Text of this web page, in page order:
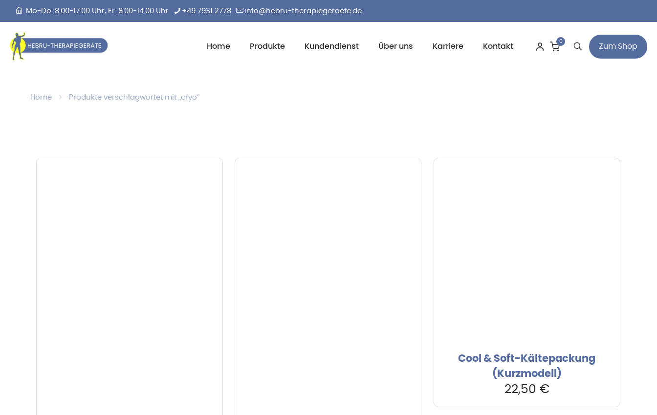
Mo-Do: 8:00-17:00 Uhr, Fr: 8:00-14:00 Uhr +49 7931 2778 info@hebru-therapiegeraete.de
Home Produkte Kundendienst Über uns Karriere Kontakt
0
Zum Shop
Home Produkte verschlagwortet mit „cryo“
Cool & Soft-Kältepackung
(Kurzmodell)
22,50 €